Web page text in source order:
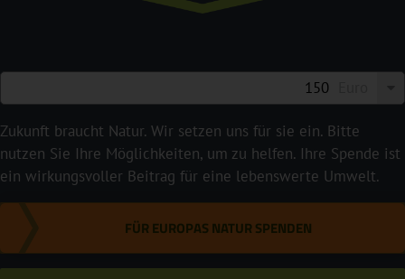
Zukunft braucht Natur. Wir setzen uns für sie ein. Bitte
nutzen Sie Ihre Möglichkeiten, um zu helfen. Ihre Spende ist
ein wirkungsvoller Beitrag für eine lebenswerte Umwelt.
FÜR EUROPAS NATUR SPENDEN